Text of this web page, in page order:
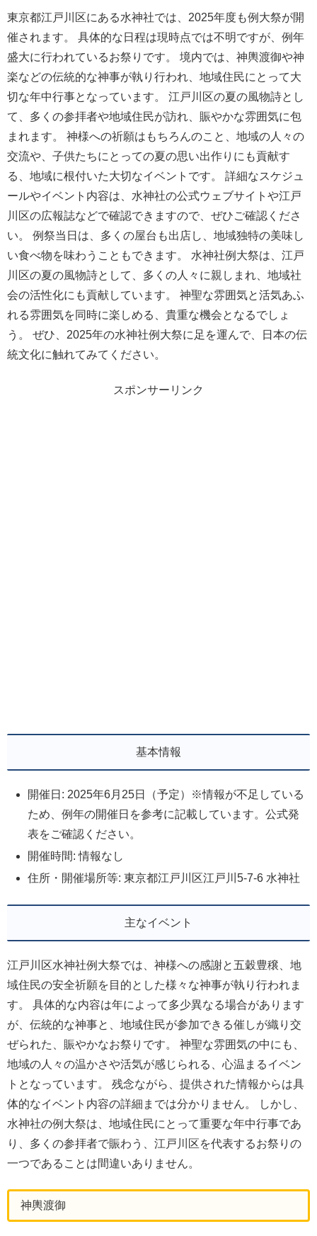
東京都江戸川区にある水神社では、2025年度も例大祭が開
催されます。 具体的な日程は現時点では不明ですが、例年
盛大に行われているお祭りです。 境内では、神輿渡御や神
楽などの伝統的な神事が執り行われ、地域住民にとって大
切な年中行事となっています。 江戸川区の夏の風物詩とし
て、多くの参拝者や地域住民が訪れ、賑やかな雰囲気に包
まれます。 神様への祈願はもちろんのこと、地域の人々の
交流や、子供たちにとっての夏の思い出作りにも貢献す
る、地域に根付いた大切なイベントです。 詳細なスケジュ
ールやイベント内容は、水神社の公式ウェブサイトや江戸
川区の広報誌などで確認できますので、ぜひご確認くださ
い。 例祭当日は、多くの屋台も出店し、地域独特の美味し
い食べ物を味わうこともできます。 水神社例大祭は、江戸
川区の夏の風物詩として、多くの人々に親しまれ、地域社
会の活性化にも貢献しています。 神聖な雰囲気と活気あふ
れる雰囲気を同時に楽しめる、貴重な機会となるでしょ
う。 ぜひ、2025年の水神社例大祭に足を運んで、日本の伝
統文化に触れてみてください。
スポンサーリンク
基本情報
開催日: 2025年6月25日（予定）※情報が不足している
ため、例年の開催日を参考に記載しています。公式発
表をご確認ください。
開催時間: 情報なし
住所・開催場所等: 東京都江戸川区江戸川5-7-6 水神社
主なイベント
江戸川区水神社例大祭では、神様への感謝と五穀豊穣、地
域住民の安全祈願を目的とした様々な神事が執り行われま
す。 具体的な内容は年によって多少異なる場合があります
が、伝統的な神事と、地域住民が参加できる催しが織り交
ぜられた、賑やかなお祭りです。 神聖な雰囲気の中にも、
地域の人々の温かさや活気が感じられる、心温まるイベン
トとなっています。 残念ながら、提供された情報からは具
体的なイベント内容の詳細までは分かりません。 しかし、
水神社の例大祭は、地域住民にとって重要な年中行事であ
り、多くの参拝者で賑わう、江戸川区を代表するお祭りの
一つであることは間違いありません。
神輿渡御